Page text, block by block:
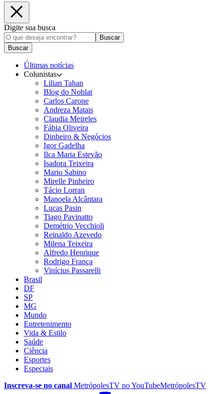
Digite sua busca
Buscar
Buscar
Últimas notícias
Colunistas
Lilian Tahan
Blog do Noblat
Carlos Carone
Andreza Matais
Claudia Meireles
Fábia Oliveira
Dinheiro & Negócios
Igor Gadelha
Ilca Maria Estevão
Isadora Teixeira
Mario Sabino
Mirelle Pinheiro
Tácio Lorran
Manoela Alcântara
Lucas Pasin
Tiago Pavinatto
Demétrio Vecchioli
Reinaldo Azevedo
Milena Teixeira
Alfredo Henrique
Rodrigo França
Vinícius Passarelli
Brasil
DF
SP
MG
Mundo
Entretenimento
Vida & Estilo
Saúde
Ciência
Esportes
Especiais
Inscreva-se no canal MetrópolesTV noYouTubeMetrópolesTV